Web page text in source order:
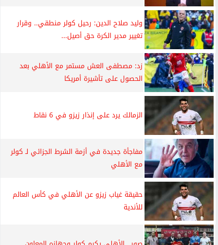
وليد صلاح الدين: رحيل كولر منطقي.. وقرار
تغيير مدير الكرة حق أصيل...
زد: مصطفى العش مستمر مع الأهلي بعد
الحصول على تأشيرة أمريكا
الزمالك يرد على إنذار زيزو في 6 نقاط
مفاجأة جديدة في أزمة الشرط الجزائي لـ كولر
مع الأهلي
حقيقة غياب زيزو عن الأهلي في كأس العالم
للأندية